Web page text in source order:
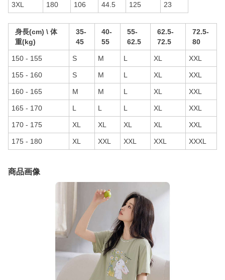
3XL 180 106 44.5 125 23
身長(cm) \ 体
重(kg)
35-
45
40-
55
55-
62.5
62.5-
72.5
72.5-
80
150 - 155 S M L XL XXL
155 - 160 S M L XL XXL
160 - 165 M M L XL XXL
165 - 170 L L L XL XXL
170 - 175 XL XL XL XL XXL
175 - 180 XL XXL XXL XXL XXXL
商品画像